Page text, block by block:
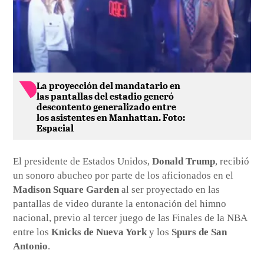
La proyección del mandatario en
las pantallas del estadio generó
descontento generalizado entre
los asistentes en Manhattan. Foto:
Espacial
El presidente de Estados Unidos,Donald Trump, recibió
un sonoro abucheo por parte de los aficionados en el
Madison Square Garden al ser proyectado en las
pantallas de video durante la entonación del himno
nacional, previo al tercer juego de las Finales de la NBA
entre losKnicks de Nueva Yorky los Spurs de San
Antonio.